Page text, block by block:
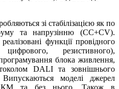
зі стабілізацією як по
та напрузінню (CC+CV).
функції провідного
резистивного),
блока живлення,
DALI та зовнішнього
моделі джерел
та без нього. Також в